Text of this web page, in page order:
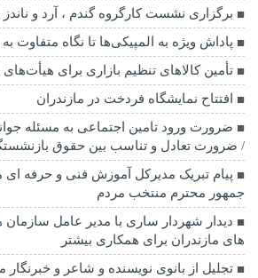
برگزاری نشست کارگروه گندم ، آرد و ناندز
پاداش ویژه به المپیکی‌ها تا نگاه متفاوت
تأمین کالاهای تنظیم بازاری برای
افتتاح نمایشگاه فردخت در مازندران
ضرورت ورود تامین اجتماعی به مسئله
/ ضرورت تعادل و تناسب بین حقوق
پیام تبریک مدیرکل آموزش فنی و حرفه ای
جمهور محترم منتخب مردم
دیدار شهردار ساری با مدیر عامل
های مازندران برای همکاری بیشتر
تجلیل از بانوی نویسنده و شاعر و خبرنگار